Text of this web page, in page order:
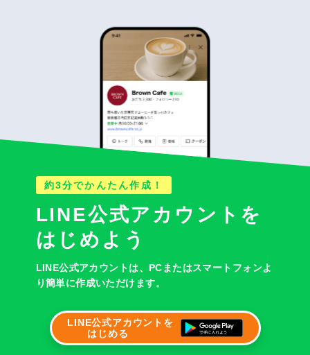
約3分でかんたん作成！
LINE公式アカウントを
はじめよう
LINE公式アカウントは、 PCまたはスマートフォンよ
り簡単に作成いただけます。
LINE公式アカウントを
はじめる